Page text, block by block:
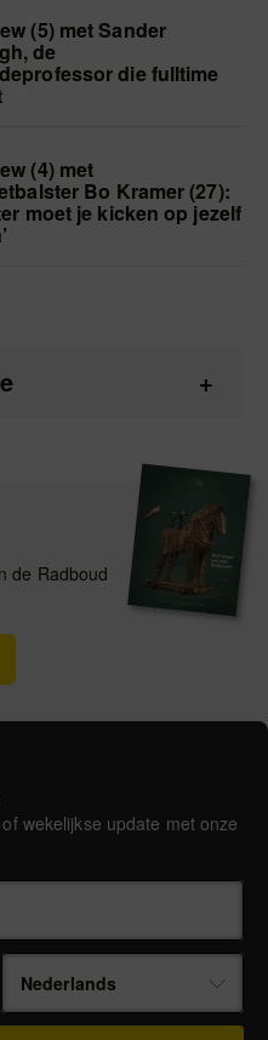
(5) met Sander
de
die fulltime
(4) met
Bo Kramer (27):
moet je kicken op jezelf
de Radboud
wekelijkse update met onze
Nederlands